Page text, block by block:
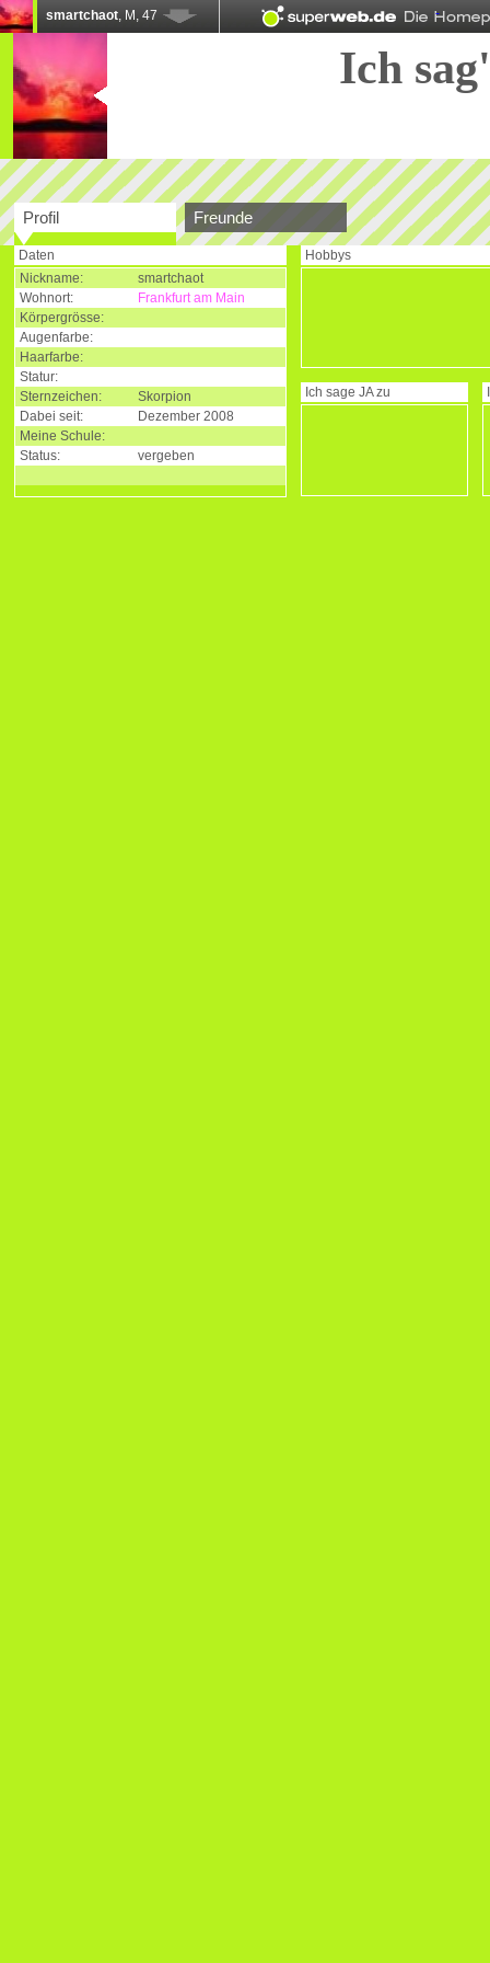
smartchaot, M, 47
Ich
Profil Freunde
Daten
Nickname:
smartchaot
Wohnort:
Frankfurt am Main
Körpergrösse:
Augenfarbe:
Haarfarbe:
Statur:
Sternzeichen:
Skorpion
Dabei seit:
Dezember 2008
Meine Schule:
Status:
vergeben
Hobbys
Ich sage JAzu